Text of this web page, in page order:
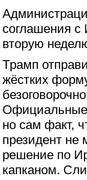
соглашения с
вторую
Трамп
жёстких
Официальные
но сам факт,
президент не
решение по
капканом.